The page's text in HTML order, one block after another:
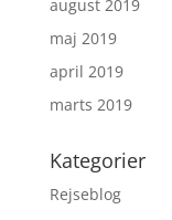
august 2019
maj 2019
april 2019
marts 2019
Kategorier
Rejseblog